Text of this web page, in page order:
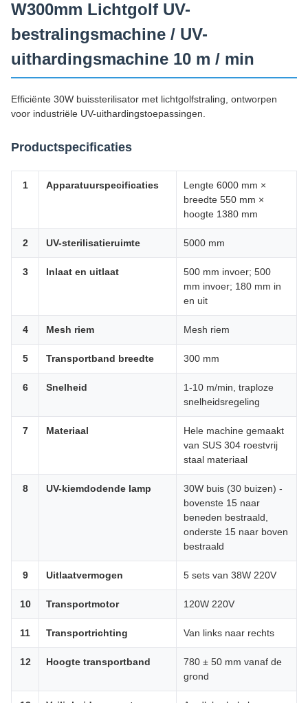
W300mm Lichtgolf UV-
bestralingsmachine / UV-
uithardingsmachine 10 m / min
Efficiënte 30W buissterilisator met lichtgolfstraling, ontworpen
voor industriële UV-uithardingstoepassingen.
Productspecificaties
1 Apparatuurspecificaties
Lengte 6000 mm ×
breedte 550 mm ×
hoogte 1380 mm
2 UV-sterilisatieruimte 5000 mm
3 Inlaat en uitlaat
500 mm invoer; 500
mm invoer; 180 mm in
en uit
4 Mesh riem Mesh riem
5 Transportband breedte 300 mm
6 Snelheid
1-10 m/min, traploze
snelheidsregeling
7 Materiaal
Hele machine gemaakt
van SUS 304 roestvrij
staal materiaal
8 UV-kiemdodende lamp
30W buis (30 buizen) -
bovenste 15 naar
beneden bestraald,
onderste 15 naar boven
bestraald
9 Uitlaatvermogen 5 sets van 38W 220V
10 Transportmotor 120W 220V
11 Transportrichting Van links naar rechts
12 Hoogte transportband
780 ± 50 mm vanaf de
grond